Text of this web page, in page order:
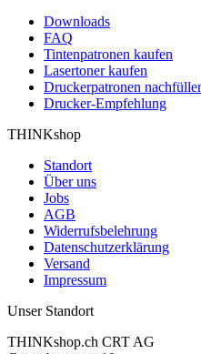
Downloads
FAQ
Tintenpatronen kaufen
Lasertoner kaufen
Druckerpatronen
Drucker-Empfehlung
THINKshop
Standort
Über uns
Jobs
AGB
Widerrufsbelehrung
Datenschutzerklärung
Versand
Impressum
Unser Standort
THINKshop.ch CRT AG